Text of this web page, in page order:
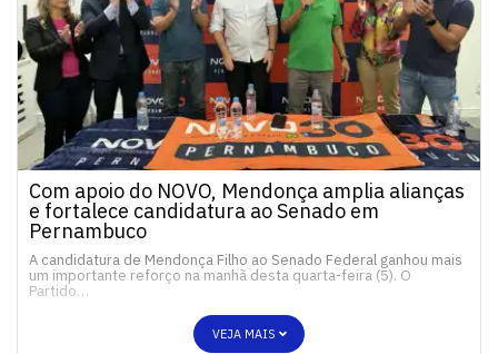
Com apoio do NOVO, Mendonça amplia alianças
e fortalece candidatura ao Senado em
Pernambuco
A candidatura de Mendonça Filho ao Senado Federal ganhou mais
um importante reforço na manhã desta quarta-feira (5). O
Partido…
VEJA MAIS